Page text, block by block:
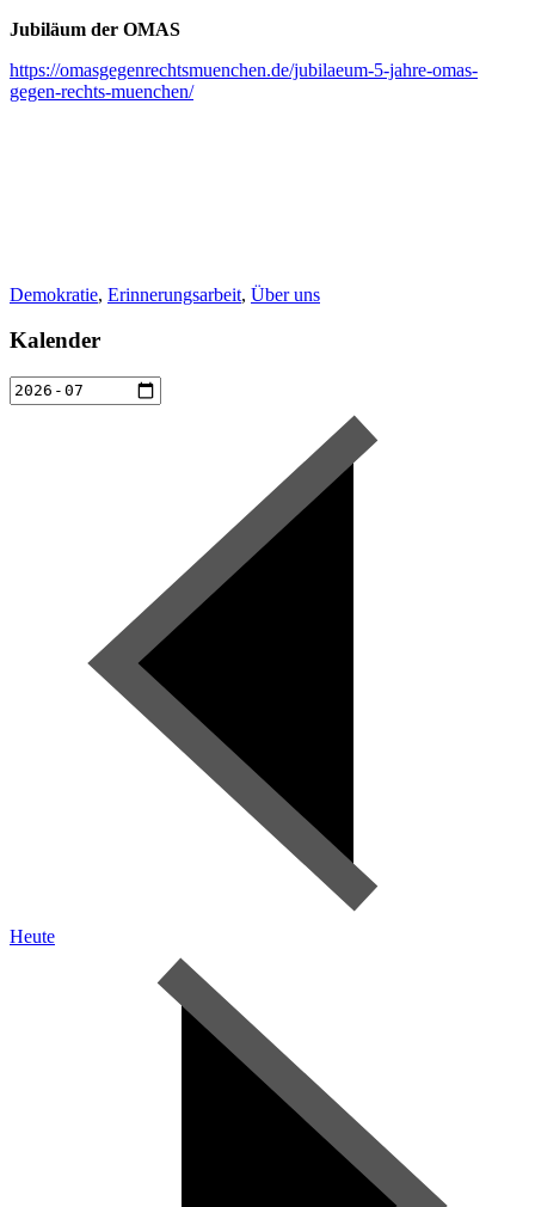
Jubiläum der OMAS
https://omasgegenrechtsmuenchen.de/jubilaeum-5-jahre-omas-
gegen-rechts-muenchen/
Demokratie, Erinnerungsarbeit, Über uns
Kalender
Heute